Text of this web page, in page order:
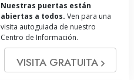
Nuestras puertas están
abiertas a todos. Ven para una
visita autoguiada de nuestro
Centro de Información.
VISITA GRATUITA